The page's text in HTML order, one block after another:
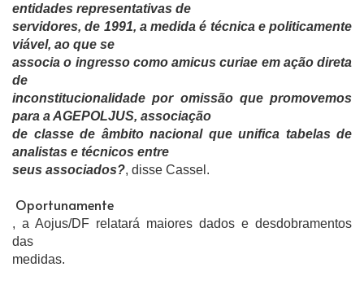
entidades representativas de
servidores, de 1991, a medida é técnica e politicamente
viável, ao que se
associa o ingresso como amicus curiae em ação direta
de
inconstitucionalidade por omissão que promovemos
para a AGEPOLJUS, associação
de classe de âmbito nacional que unifica tabelas de
analistas e técnicos entre
seus associados?, disse Cassel.
Oportunamente
, a Aojus/DF relatará maiores dados e desdobramentos
das
medidas.